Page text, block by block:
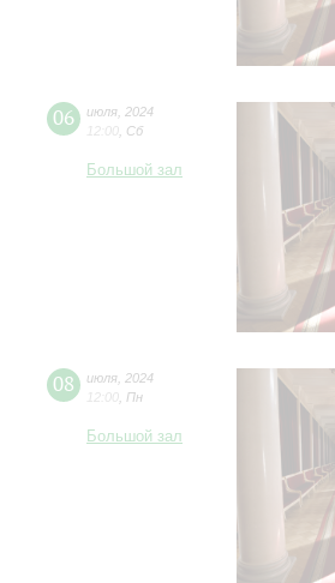
06 июля 2024
12:00 Сб
Большой зал
08 июля 2024
12:00 Пн
Большой зал